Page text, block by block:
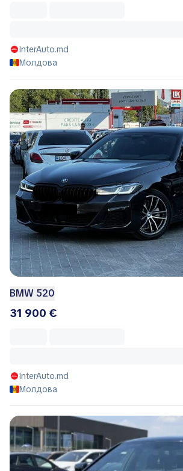
InterAuto.md
Молдова
BMW 520
31 900 €
InterAuto.md
Молдова